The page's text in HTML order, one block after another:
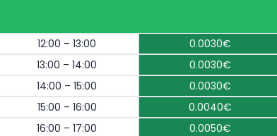
12:00 – 13:00
0.0030€
13:00 – 14:00
0.0030€
14:00 – 15:00
0.0030€
15:00 – 16:00
0.0040€
16:00 – 17:00
0.0050€